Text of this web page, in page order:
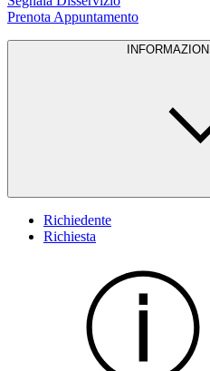
Prenota Appuntamento
Richiedente
Richiesta